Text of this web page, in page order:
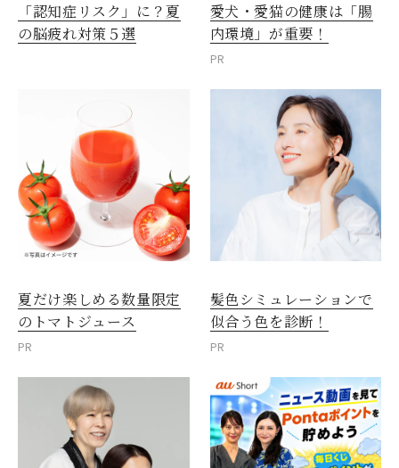
「認知症リスク」に？夏
の脳疲れ対策５選
愛犬・愛猫の健康は「腸
内環境」が重要！
PR
夏だけ楽しめる数量限定
のトマトジュース
PR
髪色シミュレーションで
似合う色を診断！
PR